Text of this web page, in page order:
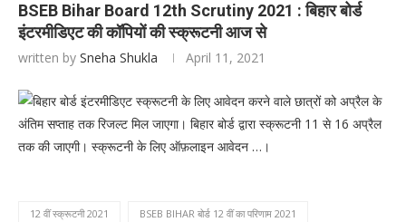
BSEB Bihar Board 12th Scrutiny 2021 : बिहार बोर्ड
इंटरमीडिएट की कॉपियों की स्क्रूटनी आज से
written by Sneha Shukla April 11, 2021
बिहार बोर्ड इंटरमीडिएट स्क्रूटनी के लिए आवेदन करने वाले छात्रों को अप्रैल के
अंतिम सप्ताह तक रिजल्ट मिल जाएगा। बिहार बोर्ड द्वारा स्क्रूटनी 11 से 16 अप्रैल
तक की जाएगी। स्क्रूटनी के लिए ऑफ़लाइन आवेदन …।
12 वीं स्क्रूटनी 2021 BSEB BIHAR बोर्ड 12 वीं का परिणाम 2021